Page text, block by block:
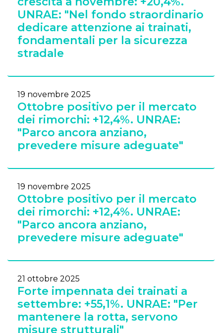
UNRAE: "Nel fondo straordinario
dedicare attenzione ai trainati,
fondamentali per la sicurezza
stradale
19 novembre 2025
Ottobre positivo per il mercato
dei rimorchi: +12,4%. UNRAE:
"Parco ancora anziano,
prevedere misure adeguate"
19 novembre 2025
Ottobre positivo per il mercato
dei rimorchi: +12,4%. UNRAE:
"Parco ancora anziano,
prevedere misure adeguate"
21 ottobre 2025
Forte impennata dei trainati a
settembre: +55,1%. UNRAE: "Per
mantenere la rotta, servono
misure strutturali"